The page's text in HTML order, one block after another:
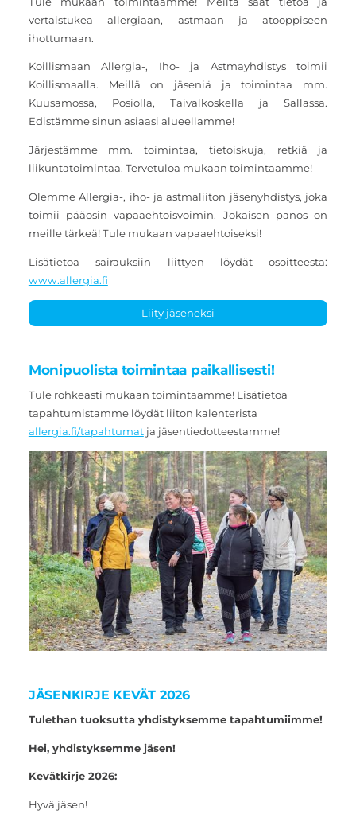
vertaistukea allergiaan, astmaan ja atooppiseen
ihottumaan.
Koillismaan Allergia-, Iho- ja Astmayhdistys toimii
Koillismaalla. Meillä on jäseniä ja toimintaa mm.
Kuusamossa, Posiolla, Taivalkoskella ja Sallassa.
Edistämme sinun asiaasi alueellamme!
Järjestämme mm. toimintaa, tietoiskuja, retkiä ja
liikuntatoimintaa. Tervetuloa mukaan toimintaamme!
Olemme Allergia-, iho- ja astmaliiton jäsenyhdistys, joka
toimii pääosin vapaaehtoisvoimin. Jokaisen panos on
meille tärkeä! Tule mukaan vapaaehtoiseksi!
Lisätietoa sairauksiin liittyen löydät osoitteesta:
www.allergia.fi
Liity jäseneksi
Monipuolista toimintaa paikallisesti!
Tule rohkeasti mukaan toimintaamme! Lisätietoa
tapahtumistamme löydät liiton kalenterista
allergia.fi/tapahtumatja jäsentiedotteestamme!
JÄSENKIRJE KEVÄT 2026
Tulethan tuoksutta yhdistyksemme tapahtumiimme!
Hei, yhdistyksemme jäsen!
Kevätkirje 2026:
Hyvä jäsen!